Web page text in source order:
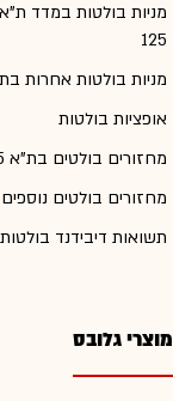
מניות בולטות במדד ת"א
125
מניות בולטות אחרות
אופציות בולטות
מחזורים בולטים בת"א 125
מחזורים בולטים נוספים
תשואות דיבידנד בולטות
מוצרי גלובס